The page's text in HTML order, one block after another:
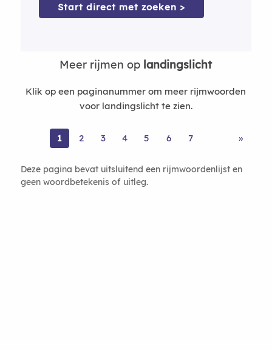
Start direct met zoeken >
Meer rijmen op landingslicht
Klik op een paginanummer om meer rijmwoorden
voor landingslicht te zien.
1 2 3 4 5 6 7 »
Deze pagina bevat uitsluitend een rijmwoordenlijst en
geen woordbetekenis of uitleg.